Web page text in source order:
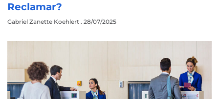
Reclamar?
Gabriel Zanette Koehlert 28/07/2025